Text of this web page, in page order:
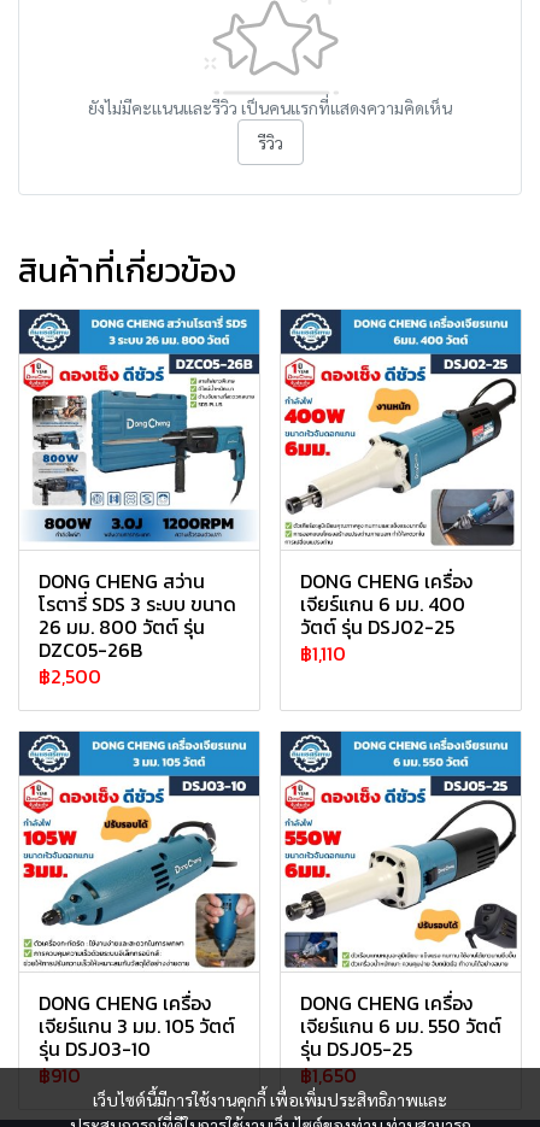
ยังไม่มีคะแนนและรีวิว เป็นคนแรกที่แสดงความคิดเห็น
รีวิว
สินค้าที่เกี่ยวข้อง
DONG CHENG สว่าน
โรตารี่ SDS 3 ระบบ ขนาด
26 มม. 800 วัตต์ รุ่น
DZC05-26B
฿2,500
DONG CHENG เครื่อง
เจียร์แกน 6 มม. 400
วัตต์ รุ่น DSJ02-25
฿1,110
DONG CHENG เครื่อง
เจียร์แกน 3 มม. 105 วัตต์
รุ่น DSJ03-10
฿910
DONG CHENG เครื่อง
เจียร์แกน 6 มม. 550 วัตต์
รุ่น DSJ05-25
฿1,650
เว็บไซต์นี้มีการใช้งานคุกกี้ เพื่อเพิ่มประสิทธิภาพและ